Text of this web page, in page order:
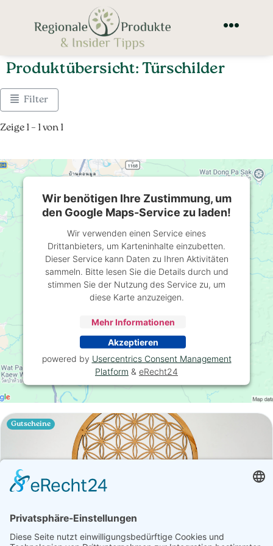
Produktübersicht: Türschilder
Filter
Zeige 1 – 1 von 1
Gutscheine
Wir benötigen Ihre Zustimmung, um
den Google Maps-Service zu laden!
Wir verwenden einen Service eines
Drittanbieters, um Karteninhalte einzubetten.
Dieser Service kann Daten zu Ihren Aktivitäten
sammeln. Bitte lesen Sie die Details durch und
stimmen Sie der Nutzung des Service zu, um
diese Karte anzuzeigen.
Mehr Informationen
Akzeptieren
powered by Usercentrics Consent Management
Platform & eRecht24